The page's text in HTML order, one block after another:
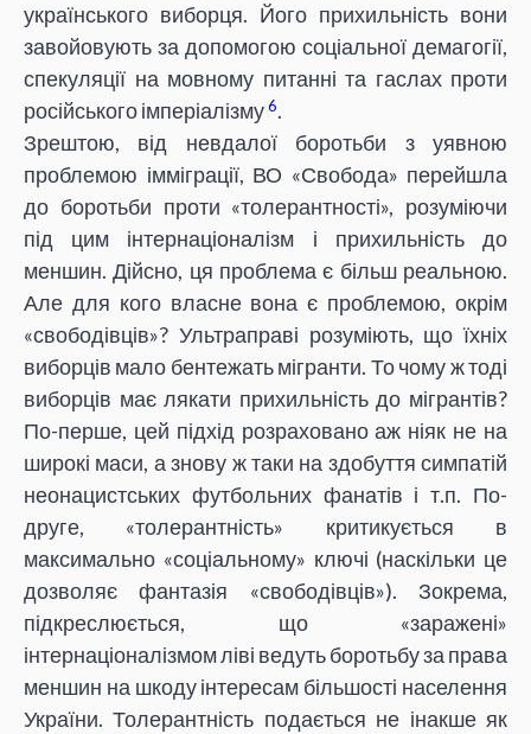
українського виборця. Його прихильність вони
завойовують за допомогою соціальної демагогії,
спекуляції на мовному питанні та гаслах проти
російського імперіалізму6.
Зрештою, від невдалої боротьби з уявною
проблемою імміграції, ВО «Свобода» перейшла
до боротьби проти «толерантності», розуміючи
під цим інтернаціоналізм і прихильність до
меншин. Дійсно, ця проблема є більш реальною.
Але для кого власне вона є проблемою, окрім
«свободівців»? Ультраправі розуміють, що їхніх
виборців мало бентежать мігранти. То чому ж тоді
виборців має лякати прихильність до мігрантів?
По-перше, цей підхід розраховано аж ніяк не на
широкі маси, а знову ж таки на здобуття симпатій
неонацистських футбольних фанатів і т.п. По-
друге, «толерантність» критикується в
максимально «соціальному» ключі (наскільки це
дозволяє фантазія «свободівців»). Зокрема,
підкреслюється, що «заражені»
інтернаціоналізмом ліві ведуть боротьбу за права
меншин на шкоду інтересам більшості населення
України. Толерантність подається не інакше як